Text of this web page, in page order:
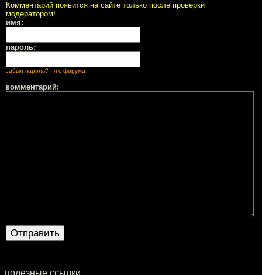
Комментарий появится на сайте только после проверки
модератором!
имя:
пароль:
забыл пароль? | я с форума
комментарий:
полезные ссылки